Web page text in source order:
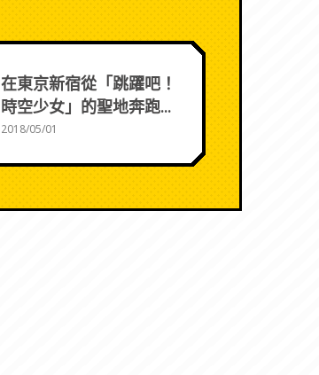
在東京新宿從「跳躍吧！
時空少女」的聖地奔跑...
2018/05/01